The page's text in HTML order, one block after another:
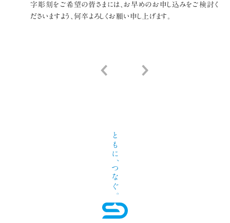
字彫刻をご希望の皆さまには、お早めのお申し込みをご検討く
ださいますよう、何卒よろしくお願い申し上げます。